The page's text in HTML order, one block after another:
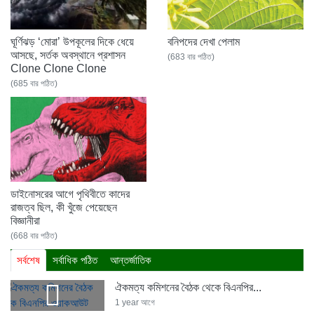
ঘূর্ণিঝড় ‘মোরা’ উপকূলের দিকে ধেয়ে
আসছে, সর্তক অবস্থানে প্রশাসন
Clone Clone Clone
(685 বার পঠিত)
বনিপদের দেখা পেলাম
(683 বার পঠিত)
ডাইনোসরের আগে পৃথিবীতে কাদের
রাজত্ব ছিল, কী খুঁজে পেয়েছেন
বিজ্ঞানীরা
(668 বার পঠিত)
সর্বশেষ সর্বাধিক পঠিত আন্তর্জাতিক
ঐকমত্য কমিশনের বৈঠক থেকে বিএনপির...
1 year আগে